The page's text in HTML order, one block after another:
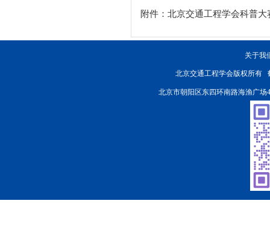
附件：北京交通工程学会科普大
关于我
北京交通工程学会版权所有
北京市朝阳区东四环南路海渔广